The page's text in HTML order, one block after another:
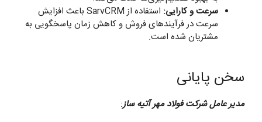
سرعت و کارایی:
استفاده از SarvCRM باعث افزایش
سرعت در فرآیندهای فروش و کاهش زمان پاسخگویی به
مشتریان شده است.
سخن پایانی
مدیر عامل شرکت فولاد مهر آتیه ساز: